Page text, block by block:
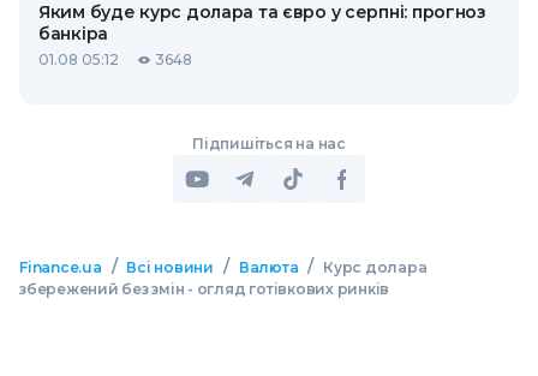
Яким буде курс долара та євро у серпні: прогноз
банкіра
01.08 05:12 3648
Підпишіться на нас
Finance.ua / Всі новини / Валюта / Курс долара
збережений без змін - огляд готівкових ринків